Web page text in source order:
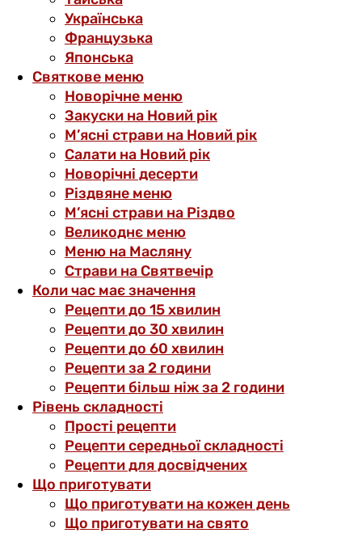
Українська
Французька
Японська
Святкове меню
Новорічне меню
Закуски на Новий рік
М’ясні страви на Новий рік
Салати на Новий рік
Новорічні десерти
Різдвяне меню
М’ясні страви на Різдво
Великоднє меню
Меню на Масляну
Страви на Святвечір
Коли час має значення
Рецепти до 15 хвилин
Рецепти до 30 хвилин
Рецепти до 60 хвилин
Рецепти за 2 години
Рецепти більш ніж за 2 години
Рівень складності
Прості рецепти
Рецепти середньої складності
Рецепти для досвідчених
Що приготувати
Що приготувати на кожен день
Що приготувати на свято